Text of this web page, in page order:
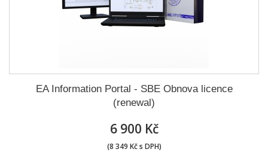
EA Information Portal - SBE Obnova licence
(renewal)
6 900 Kč
(8 349 Kč s DPH)